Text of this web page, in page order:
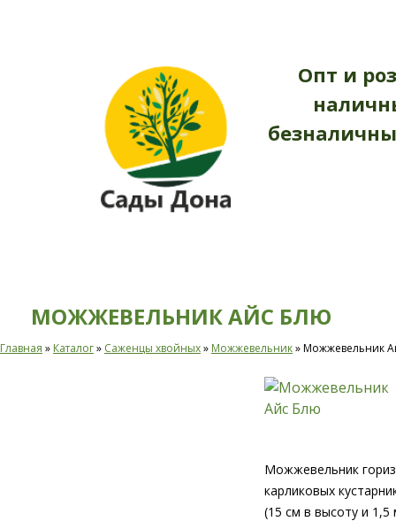
Опт и
МОЖЖЕВЕЛЬНИК АЙС БЛЮ
Главная » Каталог» Саженцы хвойных» Можжевельник»Можжевельник
Можжевельник
карликовых
(15 см в высоту и